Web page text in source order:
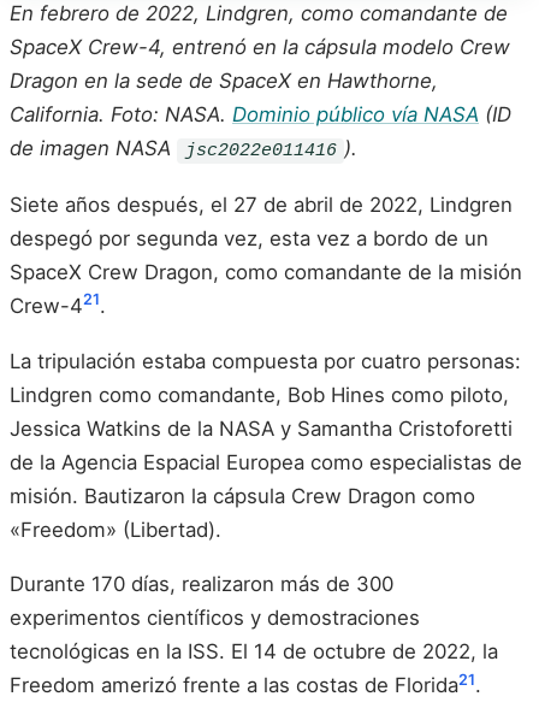
En febrero de 2022, Lindgren, como comandante de
SpaceX Crew-4, entrenó en la cápsula modelo Crew
Dragon en la sede de SpaceX en Hawthorne,
California. Foto: NASA. Dominio público vía NASA (ID
de imagen NASA
jsc2022e011416 ).
Siete años después, el 27 de abril de 2022, Lindgren
despegó por segunda vez, esta vez a bordo de un
SpaceX Crew Dragon, como comandante de la misión
Crew-421.
La tripulación estaba compuesta por cuatro personas:
Lindgren como comandante, Bob Hines como piloto,
Jessica Watkins de la NASA y Samantha Cristoforetti
de la Agencia Espacial Europea como especialistas de
misión. Bautizaron la cápsula Crew Dragon como
«Freedom» (Libertad).
Durante 170 días, realizaron más de 300
experimentos científicos y demostraciones
tecnológicas en la ISS. El 14 de octubre de 2022, la
Freedom amerizó frente a las costas de Florida21.